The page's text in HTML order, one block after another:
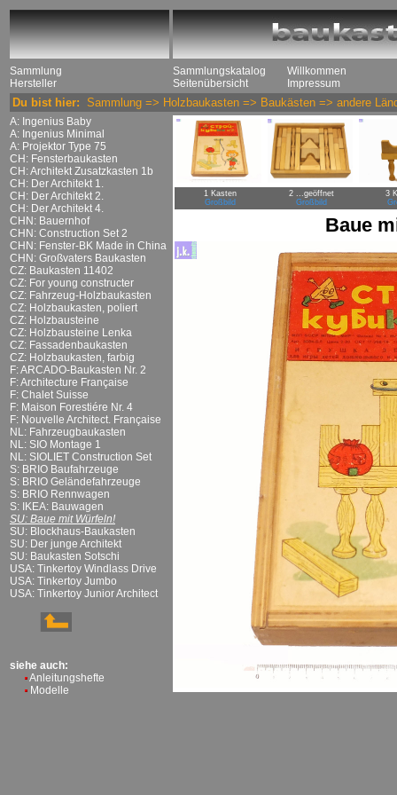
Sammlung
Hersteller
Sammlungskatalog
Seitenübersicht
Willkommen
Impressum
Du bist hier: Sammlung => Holzbaukasten => Baukästen => andere
A: Ingenius Baby
A: Ingenius Minimal
A: Projektor Type 75
CH: Fensterbaukasten
CH: Architekt Zusatzkasten 1b
CH: Der Architekt 1.
CH: Der Architekt 2.
CH: Der Architekt 4.
CHN: Bauernhof
CHN: Construction Set 2
CHN: Fenster-BK Made in China
CHN: Großvaters Baukasten
CZ: Baukasten 11402
CZ: For young constructer
CZ: Fahrzeug-Holzbaukasten
CZ: Holzbaukasten, poliert
CZ: Holzbausteine
CZ: Holzbausteine Lenka
CZ: Fassadenbaukasten
CZ: Holzbaukasten, farbig
F: ARCADO-Baukasten Nr. 2
F: Architecture Française
F: Chalet Suisse
F: Maison Forestiére Nr. 4
F: Nouvelle Architect. Française
NL: Fahrzeugbaukasten
NL: SIO Montage 1
NL: SIOLIET Construction Set
S: BRIO Baufahrzeuge
S: BRIO Geländefahrzeuge
S: BRIO Rennwagen
S: IKEA: Bauwagen
SU: Baue mit Würfeln!
SU: Blockhaus-Baukasten
SU: Der junge Architekt
SU: Baukasten Sotschi
USA: Tinkertoy Windlass Drive
USA: Tinkertoy Jumbo
USA: Tinkertoy Junior Architect
siehe auch:
Anleitungshefte
Modelle
1 Kasten
Großbild
2 ...geöffnet
Großbild
3
Baue